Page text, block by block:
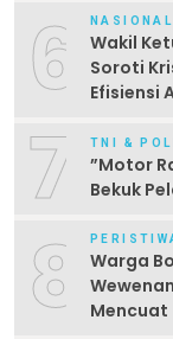
6 NASIONAL
Wakil
Soroti
Efisiensi
7 TNI &
‎”Motor
Bekuk
8
Warga
Mencuat